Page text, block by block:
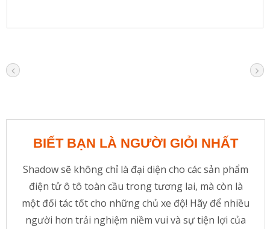
BIẾT BẠN LÀ NGƯỜI GIỎI NHẤT
Shadow sẽ không chỉ là đại diện cho các sản phẩm
điện tử ô tô toàn cầu trong tương lai, mà còn là
một đối tác tốt cho những chủ xe độ! Hãy để nhiều
người hơn trải nghiệm niềm vui và sự tiện lợi của